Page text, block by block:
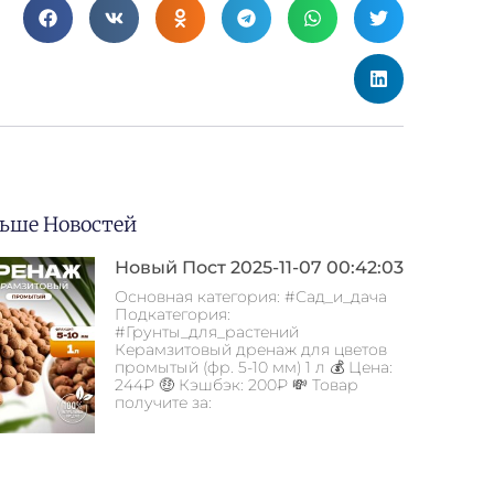
Новостей
Новый Пост 2025-11-07 00:42:03
Основная категория: #Сад_и_дача
Подкатегория:
#Грунты_для_растений
Керамзитовый дренаж для цветов
промытый (фр. 5-10 мм) 1 л 💰 Цена:
244₽ 🤑 Кэшбэк: 200₽ 💸 Товар
получите за: